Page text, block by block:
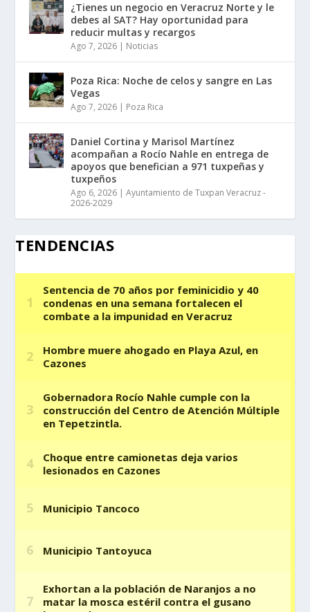
¿Tienes un negocio en Veracruz Norte y le
debes al SAT? Hay oportunidad para
reducir multas y recargos
Ago 7, 2026 | Noticias
Poza Rica: Noche de celos y sangre en Las
Vegas
Ago 7, 2026 | Poza Rica
Daniel Cortina y Marisol Martínez
acompañan a Rocío Nahle en entrega de
apoyos que benefician a 971 tuxpeñas y
tuxpeños
Ago 6, 2026 |Ayuntamiento de Tuxpan Veracruz -
2026-2029
TENDENCIAS